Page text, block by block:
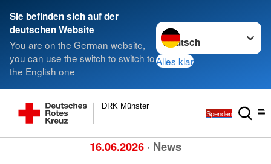
Sie befinden sich auf der
deutschen Website
You are on the German website,
you can use the switch to switch to
the English one
Sprache wechseln zu
Alles klar
DRK Münster
Spenden
16.06.2026 · News